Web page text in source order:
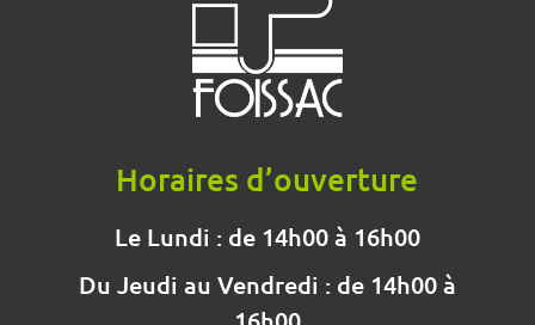
Horaires d’ouverture
Le Lundi : de 14h00 à 16h00
Du Jeudi au Vendredi : de 14h00 à